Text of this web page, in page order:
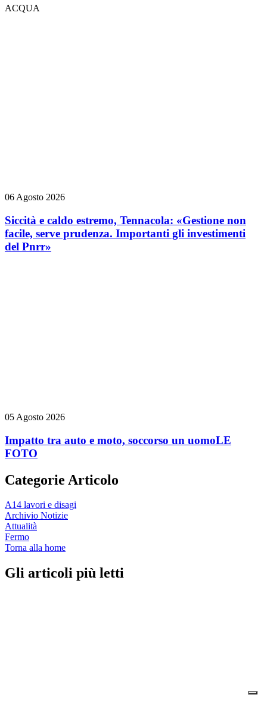
ACQUA
06 Agosto 2026
Siccità e caldo estremo, Tennacola: «Gestione non
facile, serve prudenza. Importanti gli investimenti
del Pnrr»
05 Agosto 2026
Impatto tra auto e moto, soccorso un uomoLE
FOTO
Categorie Articolo
A14 lavori e disagi
Archivio Notizie
Attualità
Fermo
Torna alla home
Gli articoli più letti